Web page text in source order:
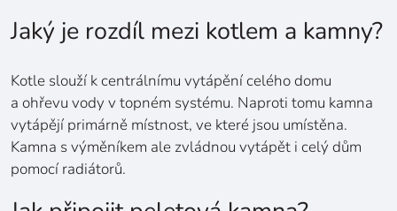
Jaký je rozdíl mezi kotlem a kamny?
Kotle slouží k centrálnímu vytápění celého domu
a ohřevu vody v topném systému. Naproti tomu kamna
vytápějí primárně místnost, ve které jsou umístěna.
Kamna s výměníkem ale zvládnou vytápět i celý dům
pomocí radiátorů.